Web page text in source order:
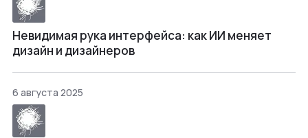
Невидимая рука интерфейса: как ИИ меняет
дизайн и дизайнеров
6 августа 2025